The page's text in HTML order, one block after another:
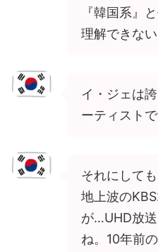
『韓国系』
理解できない
イ・ジェは
ーティストで
それにして
地上波の
が…UHD放
ね。10年前